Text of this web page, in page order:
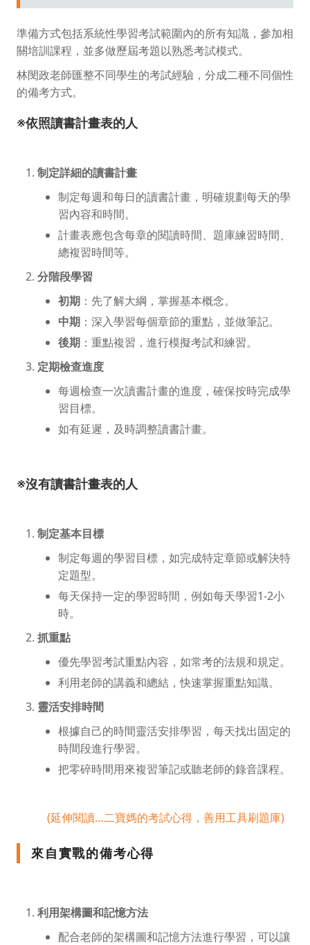
準備方式包括系統性學習考試範圍內的所有知識，參加相
關培訓課程，並多做歷屆考題以熟悉考試模式。
林閔政老師匯整不同學生的考試經驗，分成二種不同個性
的備考方式。
※依照讀書計畫表的人
制定詳細的讀書計畫
制定每週和每日的讀書計畫，明確規劃每天的學
習內容和時間。
計畫表應包含每章的閱讀時間、題庫練習時間、
總複習時間等。
分階段學習
初期 ：先了解大綱，掌握基本概念。
中期 ：深入學習每個章節的重點，並做筆記。
後期 ：重點複習，進行模擬考試和練習。
定期檢查進度
每週檢查一次讀書計畫的進度，確保按時完成學
習目標。
如有延遲，及時調整讀書計畫。
※沒有讀書計畫表的人
制定基本目標
制定每週的學習目標，如完成特定章節或解決特
定題型。
每天保持一定的學習時間，例如每天學習1-2小
時。
抓重點
優先學習考試重點內容，如常考的法規和規定。
利用老師的講義和總結，快速掌握重點知識。
靈活安排時間
根據自己的時間靈活安排學習，每天找出固定的
時間段進行學習。
把零碎時間用來複習筆記或聽老師的錄音課程。
(延伸閱讀…二寶媽的考試心得，善用工具刷題庫)
來自實戰的備考心得
利用架構圖和記憶方法
配合老師的架構圖和記憶方法進行學習，可以讓